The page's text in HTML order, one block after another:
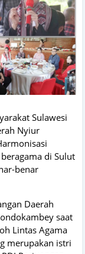
Sulawesi
Nyiur
di Sulut
benar
Daerah
saat
Lintas Agama
merupakan istri